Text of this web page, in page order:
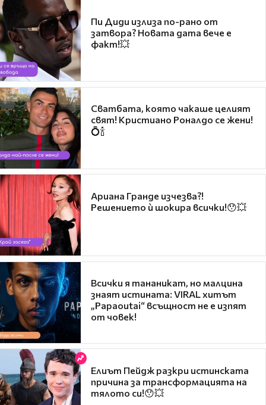
Пи Диди излиза по-рано от
затвора? Новата дата вече е
факт!💥
Сватбата, която чакаше целият
свят! Кристиано Роналдо се жени!
💍🍾
Ариана Гранде изчезва?!
Решението ѝ шокира всички!😯💥
Всички я тананикат, но малцина
знаят истината: VIRAL хитът
„Papaoutai“ всъщност не е изпят
от човек!
Елиът Пейдж разкри истинската
причина за трансформацията на
тялото си!😯💥